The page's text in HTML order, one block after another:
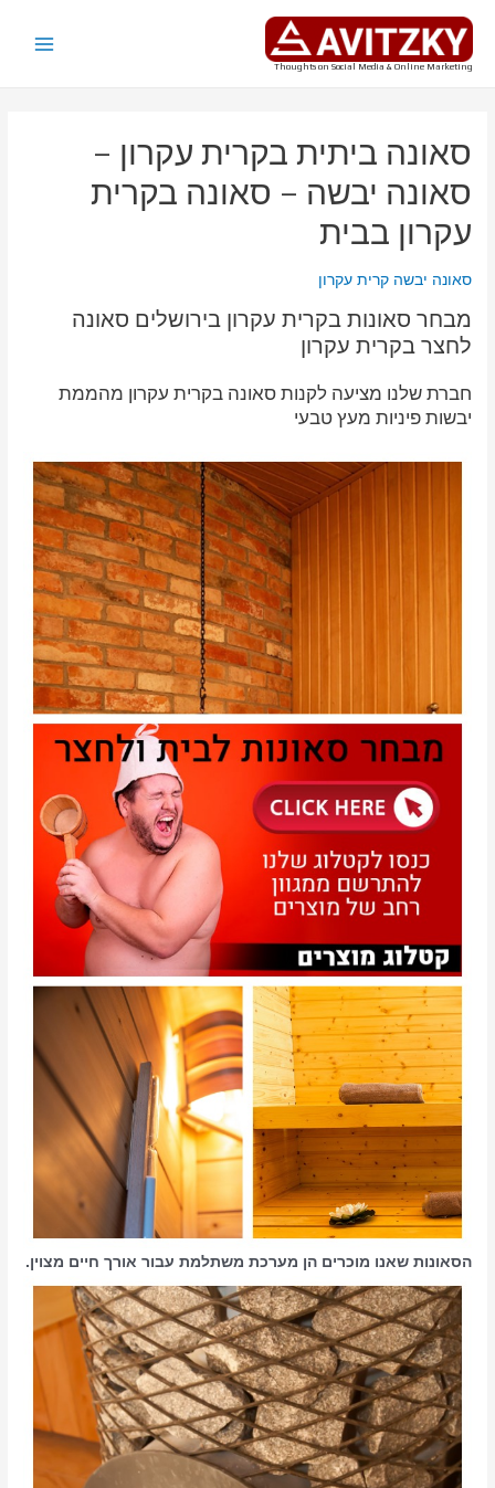
דילוג
לתוכן
Thoughts on Social Media & Online Marketing
סאונה ביתית בקרית עקרון –
סאונה יבשה – סאונה בקרית
עקרון בבית
סאונה יבשה קרית עקרון
מבחר סאונות בקרית עקרון בירושלים סאונה
לחצר בקרית עקרון
חברת שלנו מציעה לקנות סאונה בקרית עקרון מהממת
יבשות פיניות מעץ טבעי
הסאונות שאנו מוכרים הן מערכת משתלמת עבור אורך חיים מצוין.